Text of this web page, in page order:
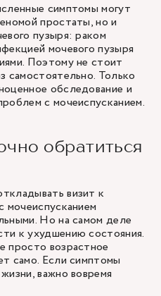
симптомы могут
простаты, но и
пузыря: раком
мочевого пузыря
Поэтому не стоит
самостоятельно. Только
обследование и
с мочеиспусканием.
обратиться
визит к
мочеиспусканием
Но на самом деле
к ухудшению состояния.
просто возрастное
само. Если симптомы
важно вовремя